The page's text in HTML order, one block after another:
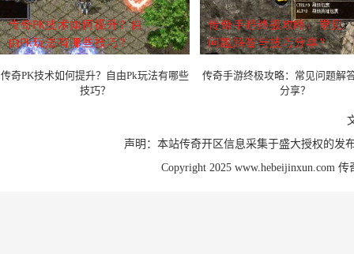
传奇PK技术如何提升？自由Pk玩法有哪些
技巧？
传奇手游终极攻略：常见问题解
分享？
声明：本站传奇开区信息采集于盛大授权的发
Copyright 2025 www.hebeijinxun.com